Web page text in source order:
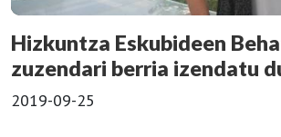
Hizkuntza Eskubideen
zuzendari berria izendatu
2019-09-25